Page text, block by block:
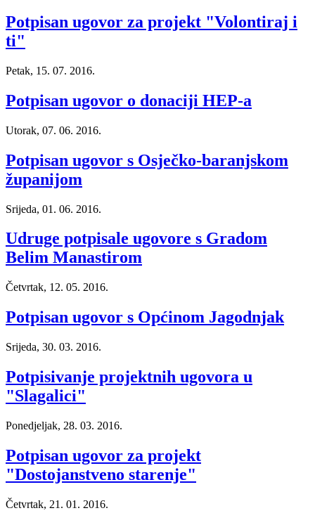
Potpisan ugovor za projekt "Volontiraj i
ti"
Petak, 15. 07. 2016.
Potpisan ugovor o donaciji HEP-a
Utorak, 07. 06. 2016.
Potpisan ugovor s Osječko-baranjskom
županijom
Srijeda, 01. 06. 2016.
Udruge potpisale ugovore s Gradom
Belim Manastirom
Četvrtak, 12. 05. 2016.
Potpisan ugovor s Općinom Jagodnjak
Srijeda, 30. 03. 2016.
Potpisivanje projektnih ugovora u
"Slagalici"
Ponedjeljak, 28. 03. 2016.
Potpisan ugovor za projekt
"Dostojanstveno starenje"
Četvrtak, 21. 01. 2016.